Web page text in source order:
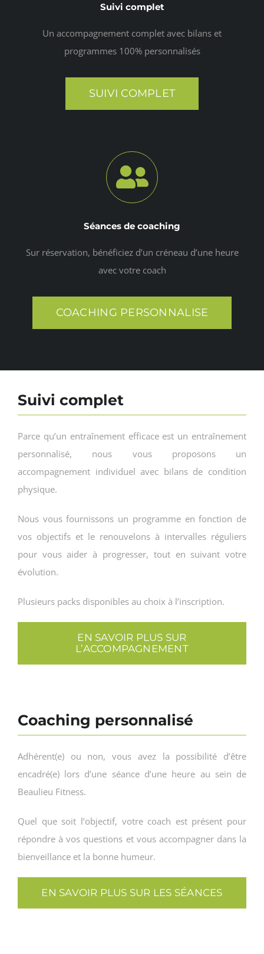
Suivi complet
Un accompagnement complet avec bilans et
programmes 100% personnalisés
SUIVI COMPLET
Séances de coaching
Sur réservation, bénéficiez d’un créneau d’une heure
avec votre coach
COACHING PERSONNALISE
Suivi complet
Parce qu’un entraînement efficace est un entraînement
personnalisé, nous vous proposons un
accompagnement individuel avec bilans de condition
physique.
Nous vous fournissons un programme en fonction de
vos objectifs et le renouvelons à intervalles réguliers
pour vous aider à progresser, tout en suivant votre
évolution.
Plusieurs packs disponibles au choix à l’inscription.
EN SAVOIR PLUS SUR
L’ACCOMPAGNEMENT
Coaching personnalisé
Adhérent(e) ou non, vous avez la possibilité d’être
encadré(e) lors d’une séance d’une heure au sein de
Beaulieu Fitness.
Quel que soit l’objectif, votre coach est présent pour
répondre à vos questions et vous accompagner dans la
bienveillance et la bonne humeur.
EN SAVOIR PLUS SUR LES SÉANCES